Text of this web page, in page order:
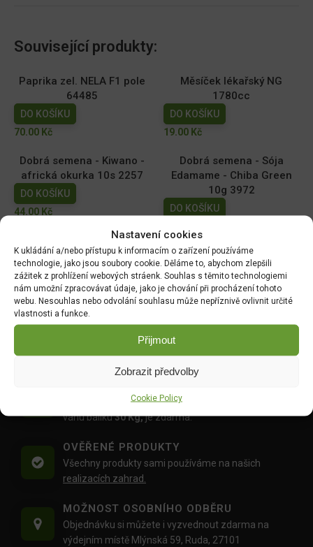
Nastavení cookies
K ukládání a/nebo přístupu k informacím o zařízení používáme
technologie, jako jsou soubory cookie. Děláme to, abychom zlepšili
zážitek z prohlížení webových stráenk. Souhlas s těmito technologiemi
nám umožní zpracovávat údaje, jako je chování při procházení tohoto
webu. Nesouhlas nebo odvolání souhlasu může nepříznivě ovlivnit určité
vlastnosti a funkce.
Přijmout
Zobrazit předvolby
Cookie Policy
Související produkty:
Paprika zel. NELA F1 pole
64485
DO KOŠÍKU
70.00 Kč
Měsíček lékařský NG
1780cc
DO KOŠÍKU
19.00 Kč
Dobrá semena - Kiwano -
africká okurka 10s 2257
DO KOŠÍKU
44.00 Kč
Dobrá semena - Sója
Edamame - Chiba Green
10g 3972
DO KOŠÍKU
Hrách zahradní - Antony
raný velkozrnný bezlistý
50g 1048
DO KOŠÍKU
Tykev muškátová -
Serpentine F1 2g 4080
DO KOŠÍKU
46.00Kč
Doprava objednávekod 1500 Kč,
váhu balíku30 Kg,je zdarma.
OVĚŘENÉ PRODUKTY
Všechny produkty sami používáme na našich
realizacích zahrad.
MOŽNOST OSOBNÍHO ODBĚRU
Objednávku si můžete i vyzvednout zdarma na
výdejním místě Mlýnská 59, Ruda, 27101